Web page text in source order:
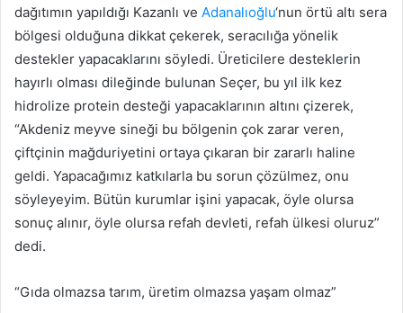
dağıtımın yapıldığı Kazanlı ve Adanalıoğlu‘nun örtü altı sera
bölgesi olduğuna dikkat çekerek, seracılığa yönelik
destekler yapacaklarını söyledi. Üreticilere desteklerin
hayırlı olması dileğinde bulunan Seçer, bu yıl ilk kez
hidrolize protein desteği yapacaklarının altını çizerek,
“Akdeniz meyve sineği bu bölgenin çok zarar veren,
çiftçinin mağduriyetini ortaya çıkaran bir zararlı haline
geldi. Yapacağımız katkılarla bu sorun çözülmez, onu
söyleyeyim. Bütün kurumlar işini yapacak, öyle olursa
sonuç alınır, öyle olursa refah devleti, refah ülkesi oluruz”
dedi.
“Gıda olmazsa tarım, üretim olmazsa yaşam olmaz”